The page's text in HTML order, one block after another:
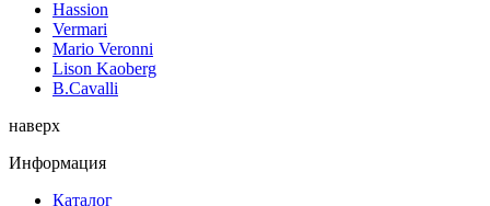
Hassion
Vermari
Mario Veronni
Lison Kaoberg
B.Cavalli
наверх
Информация
Каталог